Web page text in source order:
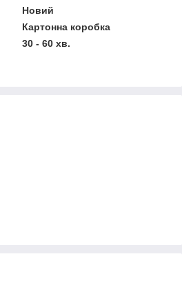
Новий
Картонна коробка
30 - 60 хв.